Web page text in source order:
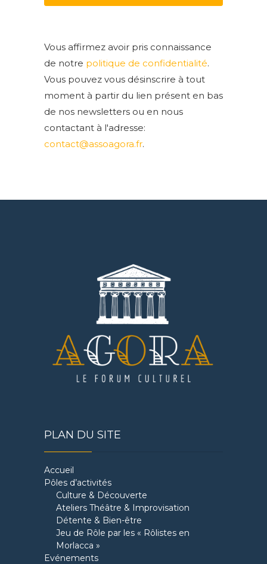
Vous affirmez avoir pris connaissance
de notre politique de confidentialité.
Vous pouvez vous désinscrire à tout
moment à partir du lien présent en bas
de nos newsletters ou en nous
contactant à l'adresse:
contact@assoagora.fr.
PLAN DU SITE
Accueil
Pôles d’activités
Culture & Découverte
Ateliers Théâtre & Improvisation
Détente & Bien-être
Jeu de Rôle par les « Rôlistes en
Morlacca »
Evénements